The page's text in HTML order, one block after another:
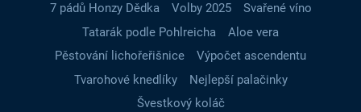
7 pádů Honzy Dědka
Volby 2025
Svařené víno
Tatarák podle Pohlreicha
Aloe vera
Pěstování lichořeřišnice
Výpočet ascendentu
Tvarohové knedlíky
Nejlepší palačinky
Švestkový koláč